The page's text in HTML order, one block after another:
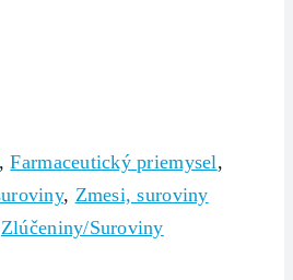
Farmaceutický priemysel,
, Zmesi, suroviny
Zlúčeniny/Suroviny